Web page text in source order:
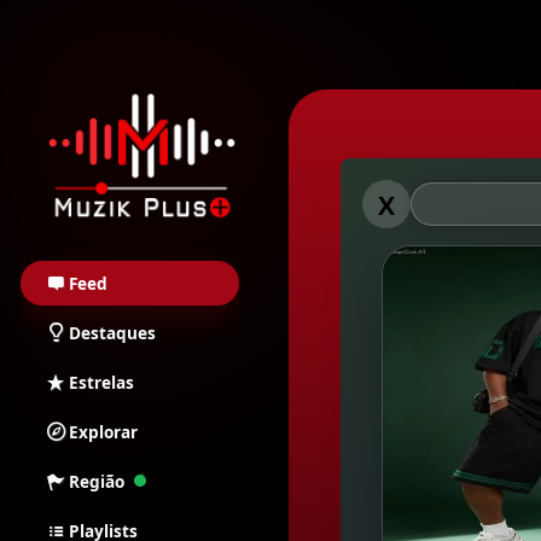
Muzik Plus AO -
Feed
Destaques
Estrelas
Explorar
Região
Playlists
Muzik
X